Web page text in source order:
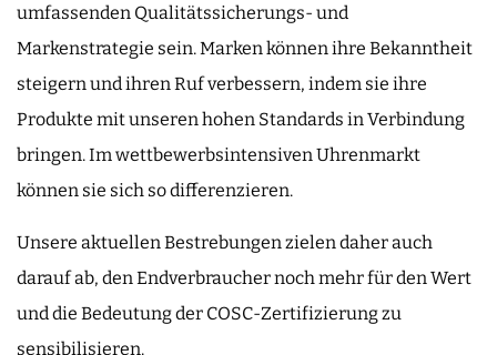
umfassenden Qualitätssicherungs- und
Markenstrategie sein. Marken können ihre Bekanntheit
steigern und ihren Ruf verbessern, indem sie ihre
Produkte mit unseren hohen Standards in Verbindung
bringen. Im wettbewerbsintensiven Uhrenmarkt
können sie sich so differenzieren.
Unsere aktuellen Bestrebungen zielen daher auch
darauf ab, den Endverbraucher noch mehr für den Wert
und die Bedeutung der COSC-Zertifizierung zu
sensibilisieren.